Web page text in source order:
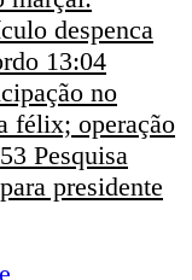
despenca
13:04
no
félix; operação
Pesquisa
presidente